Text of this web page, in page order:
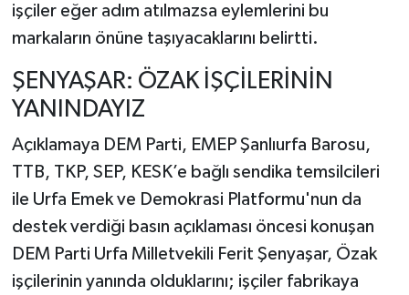
işçiler eğer adım atılmazsa eylemlerini bu
markaların önüne taşıyacaklarını belirtti.
ŞENYAŞAR: ÖZAK İŞÇİLERİNİN
YANINDAYIZ
Açıklamaya DEM Parti, EMEP Şanlıurfa Barosu,
TTB, TKP, SEP, KESK’e bağlı sendika temsilcileri
ile Urfa Emek ve Demokrasi Platformu'nun da
destek verdiği basın açıklaması öncesi konuşan
DEM Parti Urfa Milletvekili Ferit Şenyaşar, Özak
işçilerinin yanında olduklarını; işçiler fabrikaya